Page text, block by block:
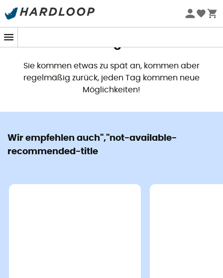
Dieses Produkt ist nicht länger
Sie kommen etwas zu spät an, kommen aber
regelmäßig zurück, jeden Tag kommen neue
Möglichkeiten!
Wir empfehlen auch","not-available-
recommended-title